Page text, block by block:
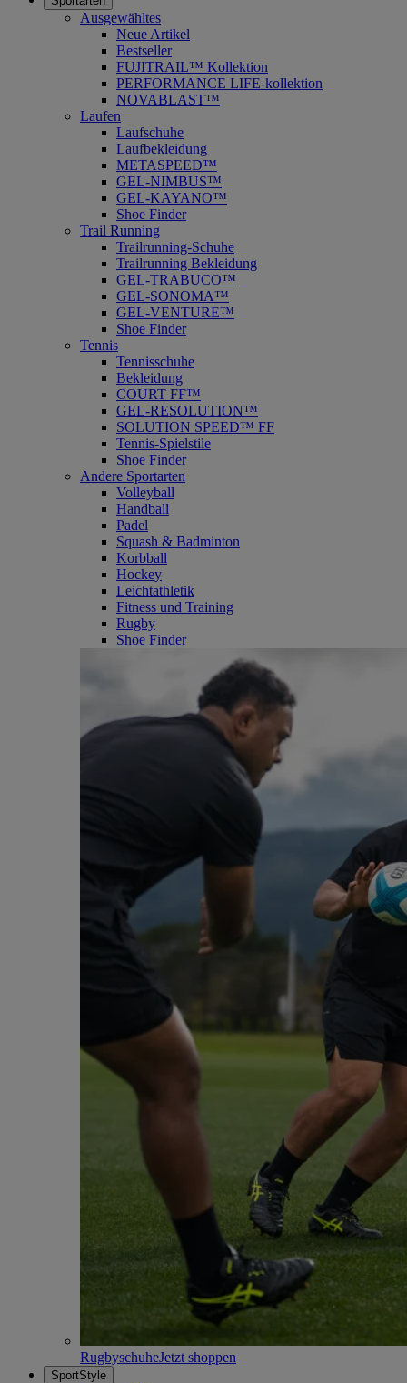
Ausgewähltes
Neue Artikel
Bestseller
FUJITRAIL™ Kollektion
PERFORMANCE LIFE-kollektion
NOVABLAST™
Laufen
Laufschuhe
Laufbekleidung
METASPEED™
GEL-NIMBUS™
GEL-KAYANO™
Shoe Finder
Trail Running
Trailrunning-Schuhe
Trailrunning Bekleidung
GEL-TRABUCO™
GEL-SONOMA™
GEL-VENTURE™
Shoe Finder
Tennis
Tennisschuhe
Bekleidung
COURT FF™
GEL-RESOLUTION™
SOLUTION SPEED™ FF
Tennis-Spielstile
Shoe Finder
Andere Sportarten
Volleyball
Handball
Padel
Squash & Badminton
Korbball
Hockey
Leichtathletik
Fitness und Training
Rugby
Shoe Finder
RugbyschuheJetzt shoppen
SportStyle